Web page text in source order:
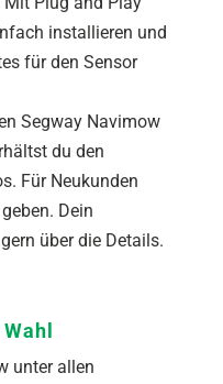
installieren und
für den Sensor
Segway Navimow
du den
Für Neukunden
Dein
über die Details.
unter allen